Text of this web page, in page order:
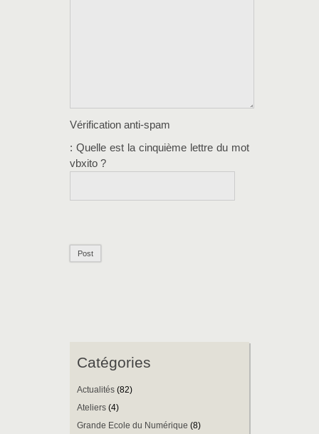
Vérification anti-spam
: Quelle est la cinquième lettre du mot
vbxito ?
Catégories
Actualités (82)
Ateliers (4)
Grande Ecole du Numérique (8)